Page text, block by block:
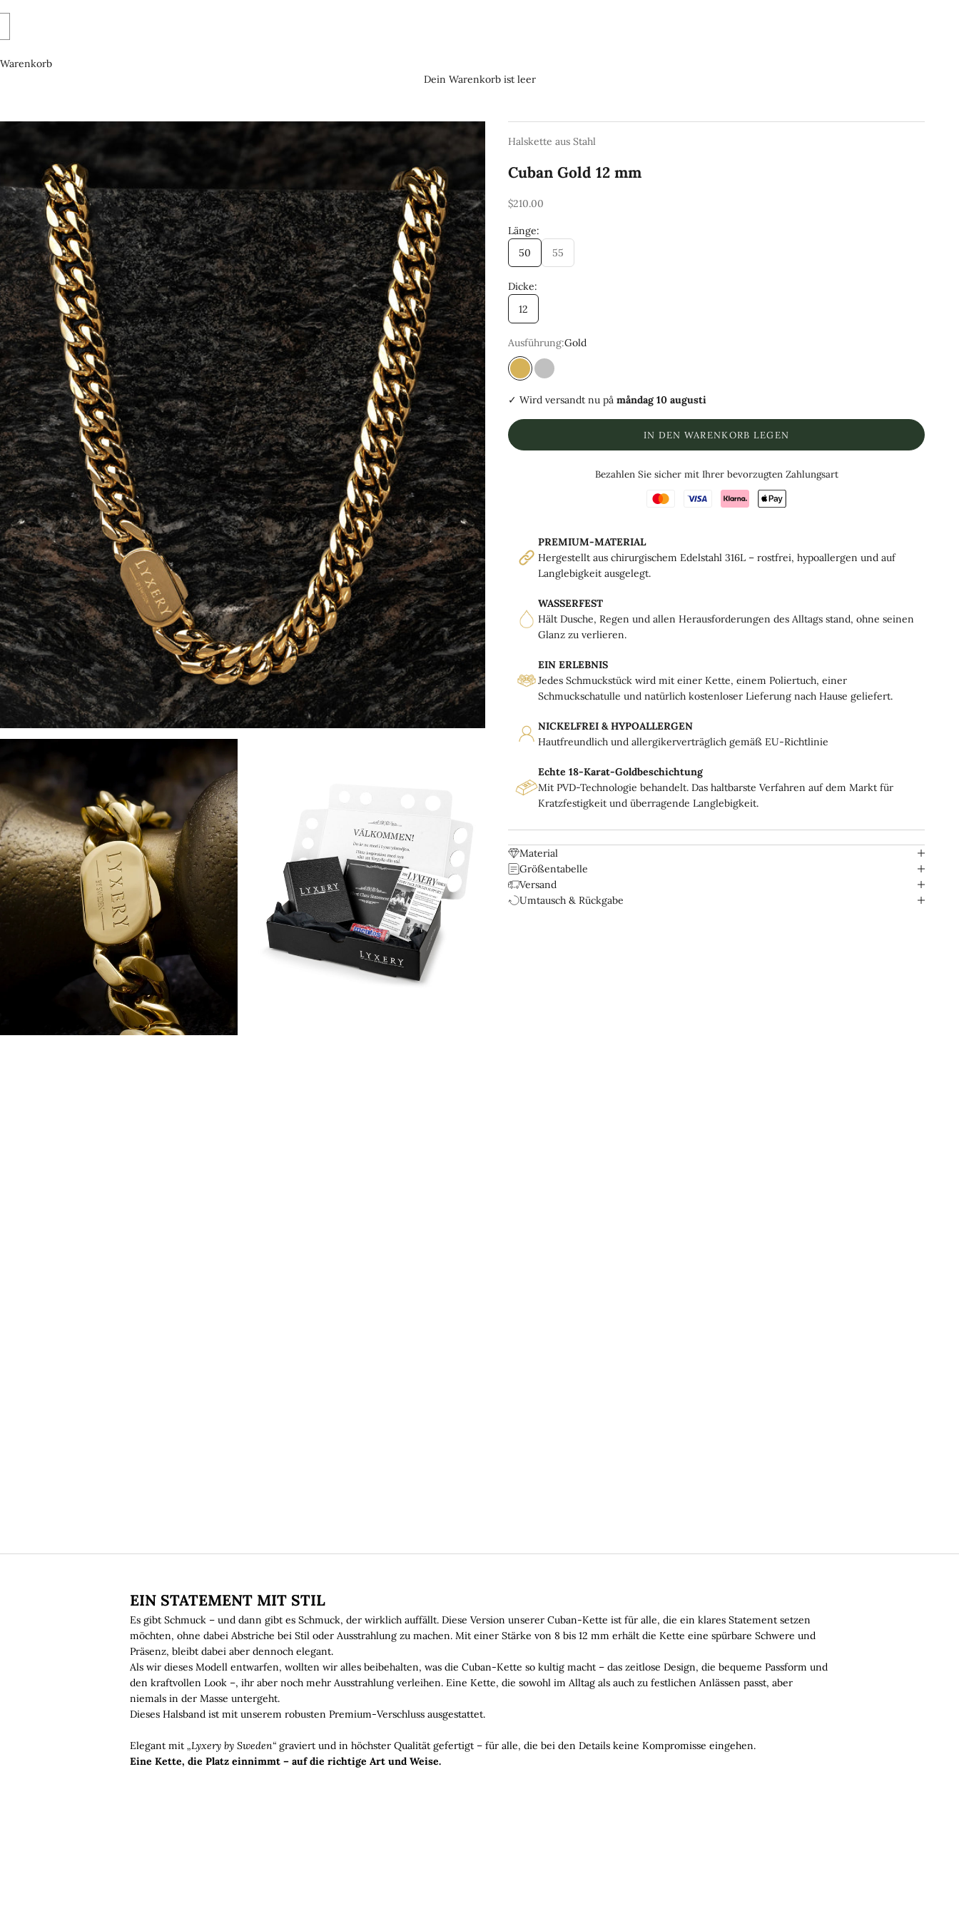
Warenkorb
Dein Warenkorb ist leer
Halskette aus Stahl
Cuban Gold 12 mm
REA-pris
$210.00
Länge:
50
55
Dicke:
12
Ausführung:Gold
guld Silver
✓ Wird versandt nu på måndag 10 augusti
IN DEN WARENKORB LEGEN
Bezahlen Sie sicher mit Ihrer bevorzugten Zahlungsart
PREMIUM-MATERIAL
Hergestellt aus chirurgischem Edelstahl 316L – rostfrei, hypoallergen und auf
Langlebigkeit ausgelegt.
WASSERFEST
Hält Dusche, Regen und allen Herausforderungen des Alltags stand, ohne seinen
Glanz zu verlieren.
EIN ERLEBNIS
Jedes Schmuckstück wird mit einer Kette, einem Poliertuch, einer
Schmuckschatulle und natürlich kostenloser Lieferung nach Hause geliefert.
NICKELFREI & HYPOALLERGEN
Hautfreundlich und allergikerverträglich gemäß EU-Richtlinie
Echte 18-Karat-Goldbeschichtung
Mit PVD-Technologie behandelt. Das haltbarste Verfahren auf dem Markt für
Kratzfestigkeit und überragende Langlebigkeit.
Material
Größentabelle
Versand
Umtausch & Rückgabe
EIN STATEMENT MIT STIL
Es gibt Schmuck – und dann gibt es Schmuck, der wirklich auffällt. Diese Version unserer Cuban-Kette ist für alle, die ein klares Statement setzen
möchten, ohne dabei Abstriche bei Stil oder Ausstrahlung zu machen. Mit einer Stärke von 8 bis 12 mm erhält die Kette eine spürbare Schwere und
Präsenz, bleibt dabei aber dennoch elegant.
Als wir dieses Modell entwarfen, wollten wir alles beibehalten, was die Cuban-Kette so kultig macht – das zeitlose Design, die bequeme Passform und
den kraftvollen Look –, ihr aber noch mehr Ausstrahlung verleihen. Eine Kette, die sowohl im Alltag als auch zu festlichen Anlässen passt, aber
niemals in der Masse untergeht.
Dieses Halsband ist mit unserem robusten Premium-Verschluss ausgestattet.
Elegant mit „Lyxery by Sweden“ graviert und in höchster Qualität gefertigt – für alle, die bei den Details keine Kompromisse eingehen.
Eine Kette, die Platz einnimmt – auf die richtige Art und Weise.